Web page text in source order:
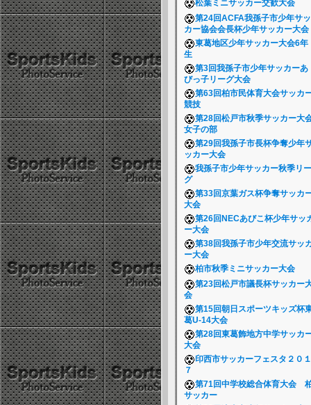
松葉ミニサッカー交歓大会
第24回ACFA我孫子市少年サッ
カー協会会長杯少年サッカー大会
東葛地区少年サッカー大会6年
生
第3回我孫子市少年サッカーあ
びっ子リーグ大会
第63回柏市民体育大会サッカ
競技
第28回松戸市秋季サッカー大
女子の部
第29回我孫子市長杯争奪少年
ッカー大会
我孫子市少年サッカー秋季リー
グ
第33回京葉ガス杯争奪サッカ
大会
第26回NECあびこ杯少年サッ
ー大会
第38回我孫子市少年交流サッ
ー大会
柏市秋季ミニサッカー大会
第23回松戸市議長杯サッカー
会
第15回朝日スポーツキッズ杯
葛U-14大会
第28回東葛飾地方中学サッカ
大会
印西市サッカーフェスタ２０１
７
第71回中学校総合体育大会
サッカー